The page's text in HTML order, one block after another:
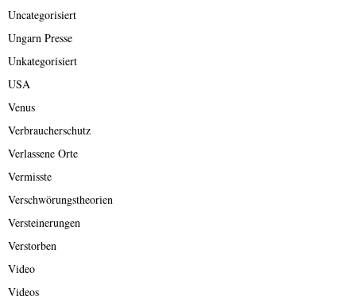
Uncategorisiert
Ungarn Presse
Unkategorisiert
USA
Venus
Verbraucherschutz
Verlassene Orte
Vermisste
Verschwörungstheorien
Versteinerungen
Verstorben
Video
Videos